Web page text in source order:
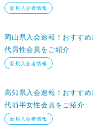
新規入会者情報
岡山県入会速報！おすす
代男性会員をご紹介
新規入会者情報
高知県入会速報！おすす
代前半女性会員をご紹介
新規入会者情報